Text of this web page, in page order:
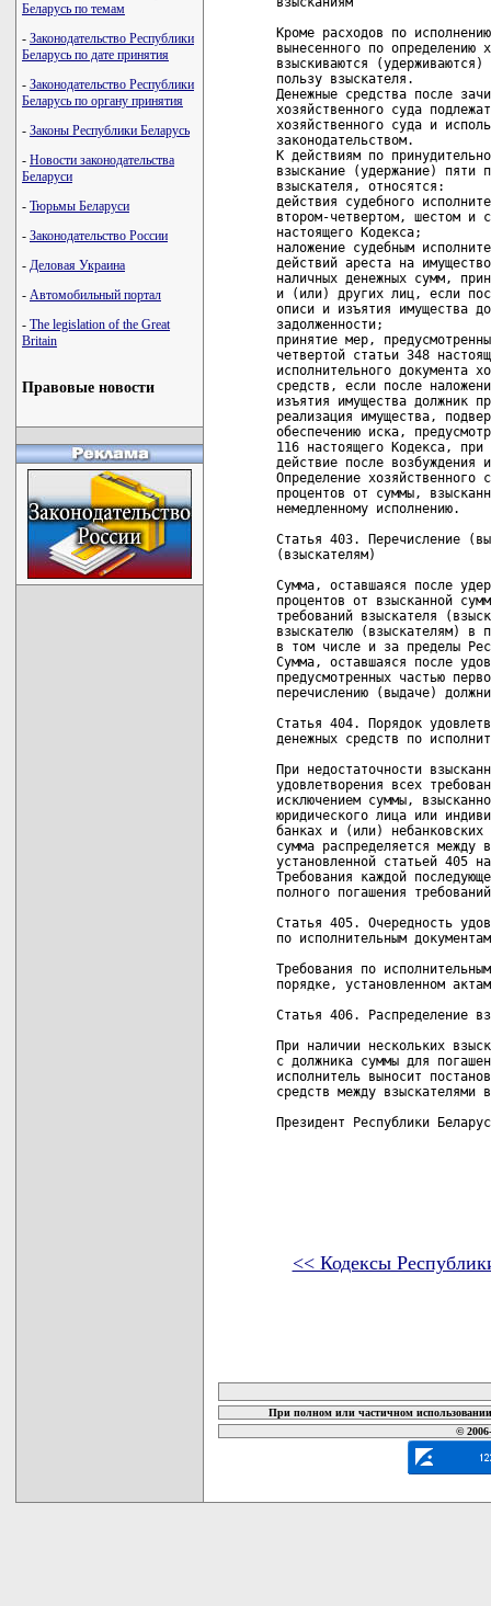
Беларусь по темам
- Законодательство Республики
Беларусь по дате принятия
- Законодательство Республики
Беларусь по органу принятия
- Законы Республики Беларусь
- Новости законодательства
Беларуси
- Тюрьмы Беларуси
- Законодательство России
- Деловая Украина
- Автомобильный портал
- The legislation of the Great
Britain
Правовые новости
Кроме расходов по
вынесенного по определению
взыскиваются
пользу взыскателя.
Денежные средства после
хозяйственного суда
хозяйственного суда и
законодательством.
К действиям по
взыскание (удержание) пяти
взыскателя, относятся:
действия судебного
втором-четвертом, шестом и
настоящего Кодекса;
наложение судебным
действий ареста на
наличных денежных сумм,
и (или) других лиц, если
описи и изъятия имущества
задолженности;
принятие мер,
четвертой статьи 348
исполнительного документа
средств, если после
изъятия имущества должник
реализация имущества,
обеспечению иска,
116 настоящего Кодекса,
действие после возбуждения
Определение
процентов от суммы,
немедленному исполнению.
Статья 403. Перечисление
(взыскателям)
Сумма, оставшаяся после
процентов от взысканной
требований взыскателя
взыскателю (взыскателям) в
в том числе и за пределы
Сумма, оставшаяся после
предусмотренных частью
перечислению (выдаче)
Статья 404. Порядок
денежных средств по
При недостаточности
удовлетворения всех
исключением суммы,
юридического лица или
банках и (или) небанковских
сумма распределяется между
установленной статьей 405
Требования каждой
полного погашения
Статья 405. Очередность
по исполнительным документам
Требования по
порядке, установленном
Статья 406. Распределение
При наличии нескольких
с должника суммы для
исполнитель выносит
средств между взыскателями
Президент Республики
<< Кодексы
При полном или частичном
©